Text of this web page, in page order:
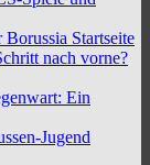
Borussia Startseite
nach vorne?
Ein
Jugend